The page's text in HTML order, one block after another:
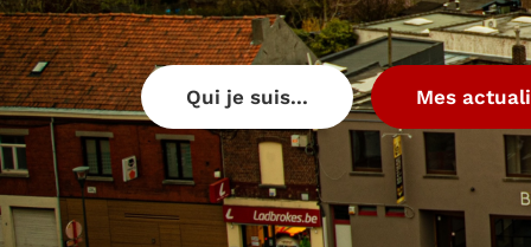
Qui je suis... Mes